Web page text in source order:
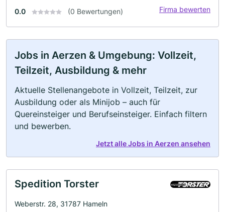
0.0 (0 Bewertungen) Firma bewerten
Jobs in Aerzen & Umgebung: Vollzeit,
Teilzeit, Ausbildung & mehr
Aktuelle Stellenangebote in Vollzeit, Teilzeit, zur
Ausbildung oder als Minijob – auch für
Quereinsteiger und Berufseinsteiger. Einfach filtern
und bewerben.
Jetzt alle Jobs in Aerzen ansehen
Spedition Torster
Weberstr. 28, 31787 Hameln